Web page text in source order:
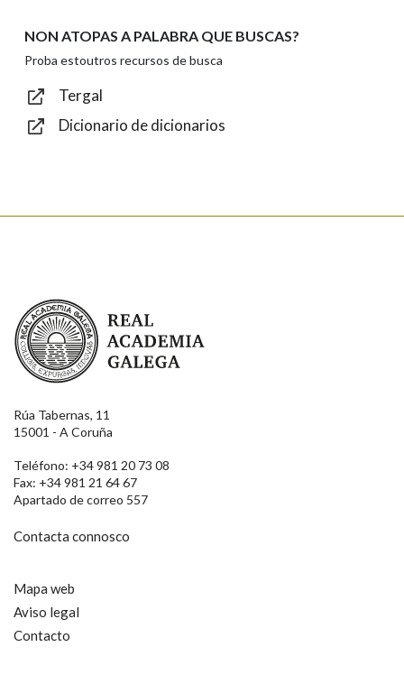
Texto de verificación
NON ATOPAS A PALABRA QUE BUSCAS?
Proba estoutros recursos de busca
Tergal
Dicionario de dicionarios
Real Academia Galega
Rúa Tabernas, 11
15001 - A Coruña
Teléfono: +34 981 20 73 08
Fax: +34 981 21 64 67
Apartado de correo 557
Contacta connosco
Mapa web
Aviso legal
Contacto